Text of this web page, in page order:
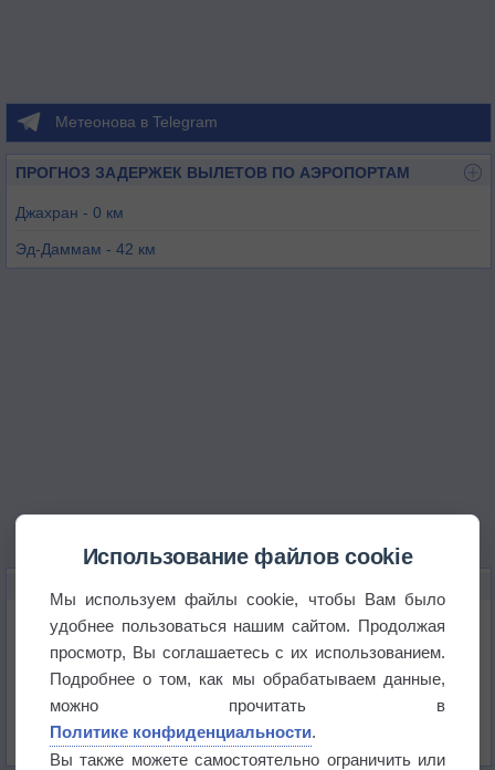
Метеонова в Telegram
ПРОГНОЗ ЗАДЕРЖЕК ВЫЛЕТОВ ПО АЭРОПОРТАМ
Джахран - 0 км
Эд-Даммам - 42 км
Температура
Давление
Осадки
Облачность
Список всех карт
Использование файлов cookie
Мы используем файлы cookie, чтобы Вам было
удобнее пользоваться нашим сайтом. Продолжая
просмотр, Вы соглашаетесь с их использованием.
Подробнее о том, как мы обрабатываем данные,
можно прочитать в
Политике конфиденциальности.
Вы также можете самостоятельно ограничить или